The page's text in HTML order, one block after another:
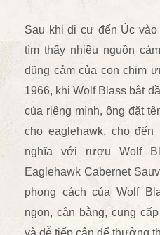
Sau khi di cư đến Úc
tìm thấy nhiều nguồn
dũng cảm của con chim
1966, khi Wolf Blass bắt
của riêng mình, ông đặt
cho eaglehawk, cho
nghĩa với rượu Wolf
Eaglehawk Cabernet
phong cách của Wolf
ngon, cân bằng, cung
và dễ tiếp cận để thưởng